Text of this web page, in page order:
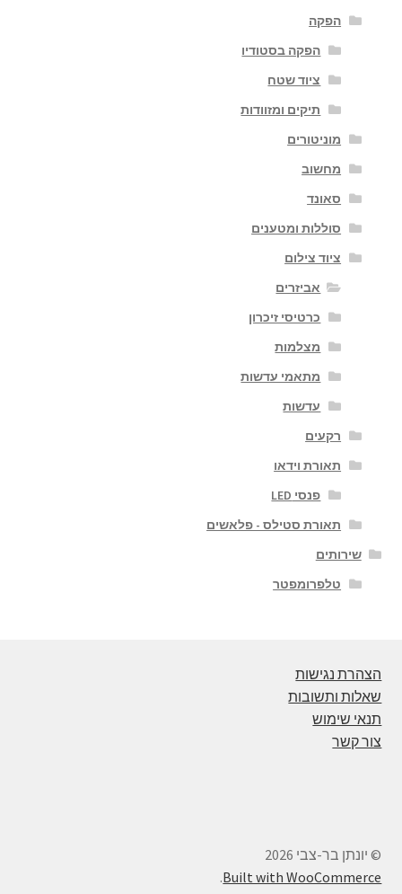
הפקה
הפקה בסטודיו
ציוד שטח
תיקים ומזוודות
מוניטורים
מחשוב
סאונד
סוללות ומטענים
ציוד צילום
אביזרים
כרטיסי זיכרון
מצלמות
מתאמי עדשות
עדשות
רקעים
תאורת וידאו
פנסי LED
תאורת סטילס - פלאשים
שירותים
טלפרומפטר
הצהרת נגישות
שאלות ותשובות
תנאי שימוש
צור קשר
© יונתן בר-צבי 2026
Built with WooCommerce
.